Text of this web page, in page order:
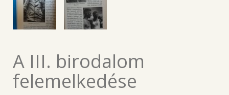
A III. birodalom
felemelkedése